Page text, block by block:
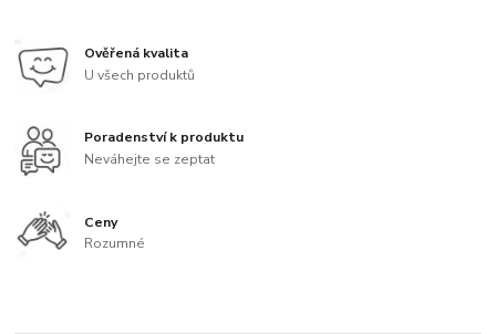
Ověřená kvalita
U všech produktů
Poradenství k produktu
Neváhejte se zeptat
Ceny
Rozumné